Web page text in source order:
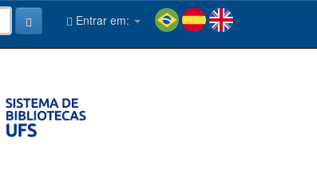
Entrar em: